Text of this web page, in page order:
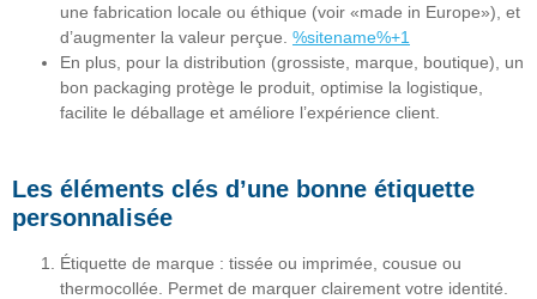
une fabrication locale ou éthique (voir «made in Europe»), et
d’augmenter la valeur perçue. %sitename%+1
En plus, pour la distribution (grossiste, marque, boutique), un
bon packaging protège le produit, optimise la logistique,
facilite le déballage et améliore l’expérience client.
Les éléments clés d’une bonne étiquette
personnalisée
Étiquette de marque : tissée ou imprimée, cousue ou
thermocollée. Permet de marquer clairement votre identité.